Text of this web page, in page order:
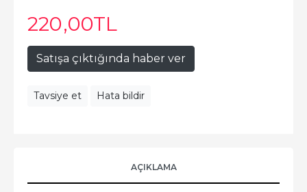
220,00TL
Satışa çıktığında haber ver
Tavsiye et Hata bildir
AÇIKLAMA